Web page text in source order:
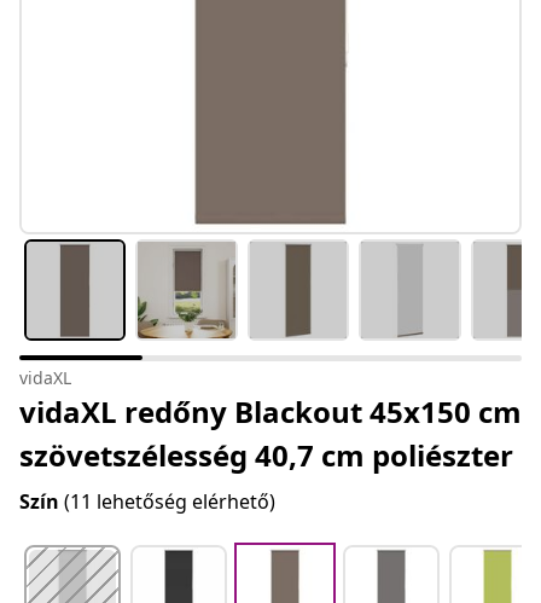
vidaXL
vidaXL redőny Blackout 45x150 cm
szövetszélesség 40,7 cm poliészter
Szín (11 lehetőség elérhető)